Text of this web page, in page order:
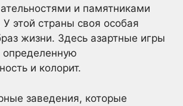
и памятниками
У этой страны своя особая
жизни. Здесь азартные игры
определенную
и колорит.
заведения, которые